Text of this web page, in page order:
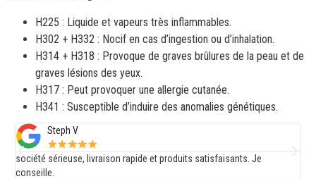
H225 : Liquide et vapeurs très inflammables.
H302 + H332 : Nocif en cas d’ingestion ou d’inhalation.
H314 + H318 : Provoque de graves brûlures de la peau et de
graves lésions des yeux.
H317 : Peut provoquer une allergie cutanée.
H341 : Susceptible d’induire des anomalies génétiques.
Steph V
société sérieuse, livraison rapide et produits satisfaisants. Je
conseille.